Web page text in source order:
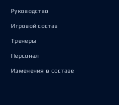
Руководство
Игровой состав
Тренеры
Персонал
Изменения в составе